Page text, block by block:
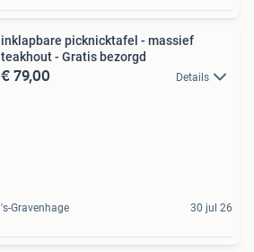
inklapbare picknicktafel - massief
teakhout - Gratis bezorgd
€ 79,00 Details
's-Gravenhage 30 jul 26